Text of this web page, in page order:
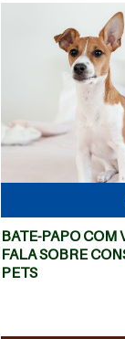
BATE-PAPO COM
FALA SOBRE
PETS